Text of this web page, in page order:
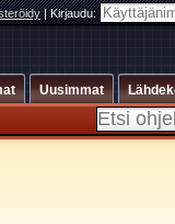
|Kirjaudu:
Uusimmat